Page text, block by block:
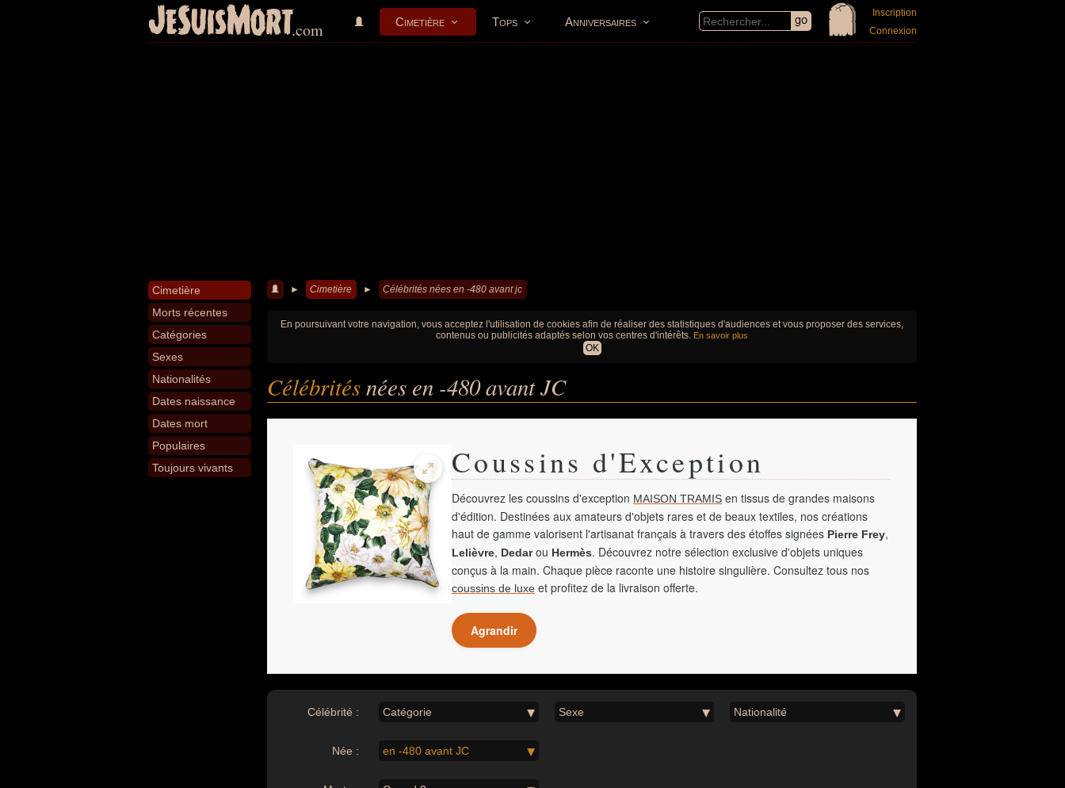
JeSuisMort.com Cimetière Tops Anniversaires
Inscription
Connexion
Cimetière
Morts récentes
Catégories
Sexes
Nationalités
Dates naissance
Dates mort
Populaires
Toujours vivants
► Cimetière ► Célébrités nées en -480 avant jc
En poursuivant votre navigation, vous acceptez l'utilisation de cookies afin de réaliser des statistiques d'audiences et vous proposer des services,
contenus ou publicités adaptés selon vos centres d'intérêts. En savoir plus
OK
Célébritésnées en -480 avant JC
Coussins d'Exception
Découvrez les coussins d'exception MAISON TRAMIS en tissus de grandes maisons
d'édition. Destinées aux amateurs d'objets rares et de beaux textiles, nos créations
haut de gamme valorisent l'artisanat français à travers des étoffes signées Pierre Frey,
Lelièvre, Dedarou Hermès. Découvrez notre sélection exclusive d'objets uniques
conçus à la main. Chaque pièce raconte une histoire singulière. Consultez tous nos
coussins de luxe et profitez de la livraison offerte.
Agrandir
Célébrité : Catégorie Sexe Nationalité
Née : en -480 avant JC